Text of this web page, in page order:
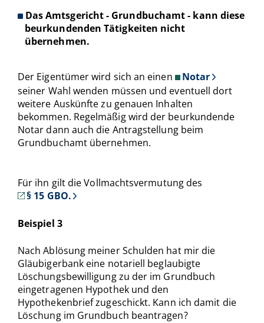
Das Amtsgericht - Grundbuchamt - kann diese
beurkundenden Tätigkeiten nicht
übernehmen.
Der Eigentümer wird sich an einen
Notar
seiner Wahl wenden müssen und eventuell dort
weitere Auskünfte zu genauen Inhalten
bekommen. Regelmäßig wird der beurkundende
Notar dann auch die Antragstellung beim
Grundbuchamt übernehmen.
Für ihn gilt die Vollmachtsvermutung des
§ 15 GBO.
Beispiel 3
Nach Ablösung meiner Schulden hat mir die
Gläubigerbank eine notariell beglaubigte
Löschungsbewilligung zu der im Grundbuch
eingetragenen Hypothek und den
Hypothekenbrief zugeschickt. Kann ich damit die
Löschung im Grundbuch beantragen?